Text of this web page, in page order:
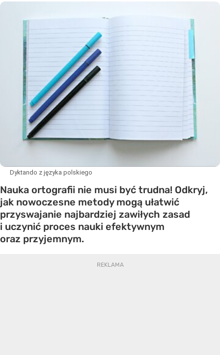
Dyktando z języka polskiego
Nauka ortografii nie musi być trudna! Odkryj,
jak nowoczesne metody mogą ułatwić
przyswajanie najbardziej zawiłych zasad
i uczynić proces nauki efektywnym
oraz przyjemnym.